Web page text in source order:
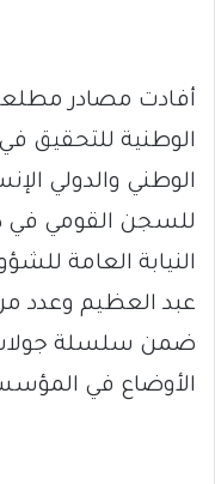
أفادت مصادر مطلعة
الوطنية للتحقيق في
الوطني والدولي
للسجن القومي في
النيابة العامة
عبد العظيم وعدد من
ضمن سلسلة
الأوضاع في